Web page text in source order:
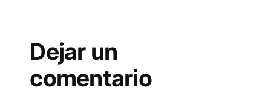
Dejar un
comentario